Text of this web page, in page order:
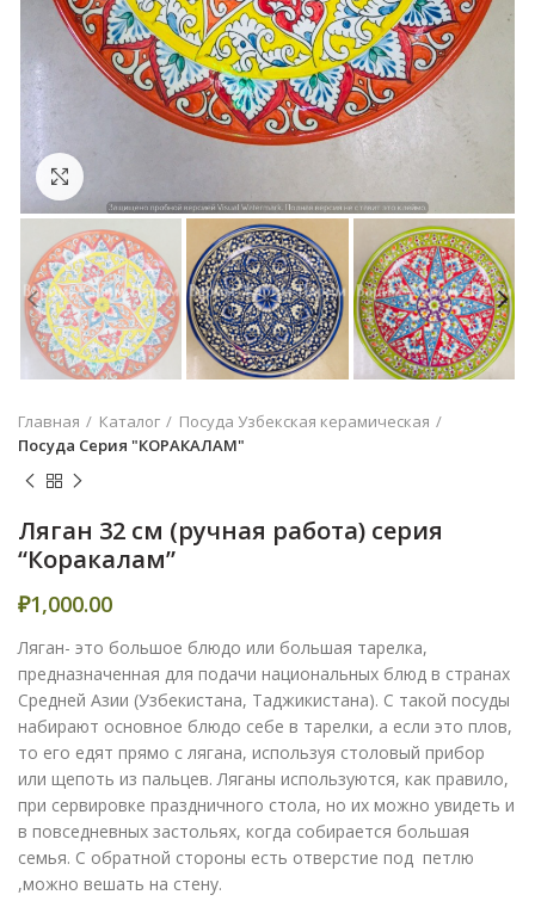
Главная Каталог
Посуда Узбекская керамическая
Посуда Серия "КОРАКАЛАМ"
Ляган 32 см (ручная работа) серия
“Коракалам”
₽1,000.00
Ляган- это большое блюдо или большая тарелка,
предназначенная для подачи национальных блюд в странах
Средней Азии (Узбекистана, Таджикистана). С такой посуды
набирают основное блюдо себе в тарелки, а если это плов,
то его едят прямо с лягана, используя столовый прибор
или щепоть из пальцев. Ляганы используются, как правило,
при сервировке праздничного стола, но их можно увидеть и
в повседневных застольях, когда собирается большая
семья. С обратной стороны есть отверстие под петлю
,можно вешать на стену.